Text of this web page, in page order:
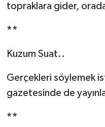
topraklara gider,
**
Kuzum Suat..
Gerçekleri söylemek
gazetesinde de
**